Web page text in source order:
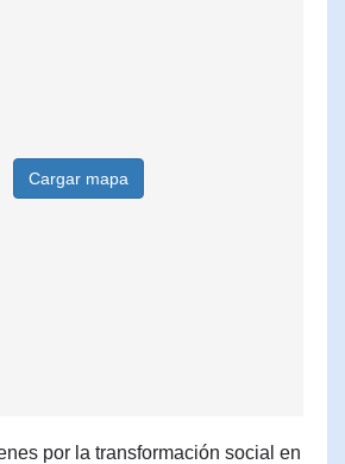
Cargar mapa
por la transformación social en